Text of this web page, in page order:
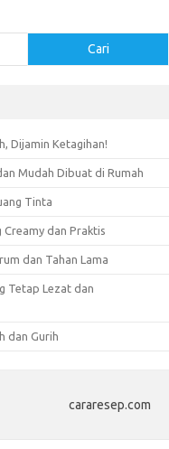
Cari
Dijamin Ketagihan!
Mudah Dibuat di Rumah
Tinta
Creamy dan Praktis
dan Tahan Lama
Tetap Lezat dan
dan Gurih
cararesep.com